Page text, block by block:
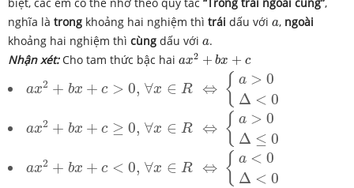
nghĩa là trong khoảng hai nghiệm thì trái dấu với a
a, ngoài
khoảng hai nghiệm thì cùng dấu với a
a.
Nhận xét:Cho tam thức bậc hai ax2 + bx + c
2 + bx c
ax2 + bx + c > 0, ∀x ∈ R ⇔ { a > 0
Δ < 0
ax2+bx+c>0 ,∀x ∈R ⇔{a> Δ <0
ax2 + bx + c ≥ 0, ∀x ∈ R ⇔ { a > 0
Δ ≤ 0
ax2 + bx + c < 0, ∀x ∈ R ⇔ { a < 0
Δ < 0